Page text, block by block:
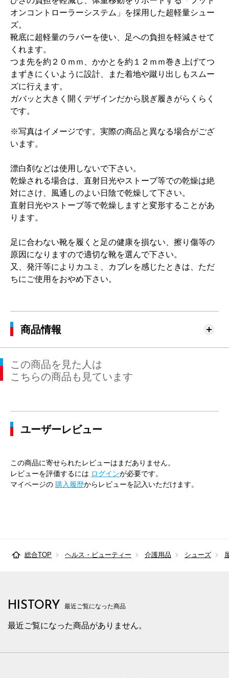
オンコントローラーシステム」を採用した超軽量シュー
ズ。
靴底に超軽量のラバーを使い、足への負担を軽減させて
くれます。
つま先を約２０ｍｍ、かかとを約１２ｍｍ巻き上げてつ
まずきにくいように設計、また着地や蹴り出しもスムー
ズに行えます。
ガバッと大きく開くデザインだから脱ぎ履きがらくらく
です。
※写真はイメージです。実際の商品と異なる場合がござ
います。
漂白剤などは使用しないで下さい。
乾燥される場合は、直射日光やストーブ等での乾燥は絶
対にさけ、風通しのよい日陰で乾燥して下さい。
直射日光やストーブ等で乾燥しますと変形することがあ
ります。
足に合わない靴を履くと足の健康を損ない、擦り傷等の
原因になりますので適切な靴を選んで下さい。
又、発汗等によりカユミ、カブレを感じたときは、ただ
ちにご使用をおやめ下さい。
商品情報
この商品を見た人は
こちらの商品も見ています
ユーザーレビュー
この商品に寄せられたレビューはまだありません。
レビューを評価するには ログインが必要です。
マイページの 購入履歴からレビューを記入いただけます。
総合TOP ヘルス・ビューティー 介護用品 シューズ
HISTORY 最近ご覧になった商品
最近ご覧になった商品がありません。